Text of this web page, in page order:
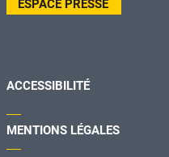
ESPACE PRESSE
ACCESSIBILITÉ
MENTIONS LÉGALES